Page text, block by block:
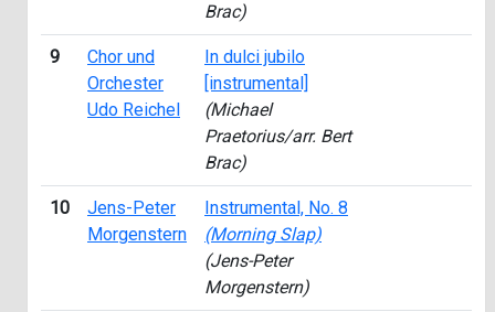
Brac)
9
Chor und
Orchester
Udo Reichel
In dulci jubilo
[instrumental]
(Michael
Praetorius/arr. Bert
Brac)
10
Jens-Peter
Morgenstern
Instrumental, No. 8
(Morning Slap)
(Jens-Peter
Morgenstern)